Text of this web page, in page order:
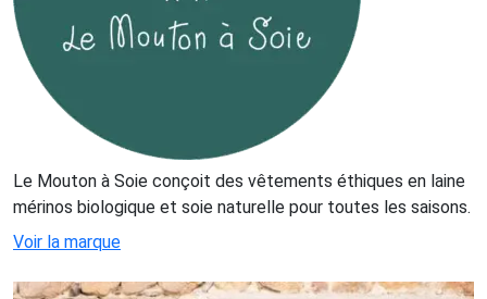
Le Mouton à Soie conçoit des vêtements éthiques en laine
mérinos biologique et soie naturelle pour toutes les saisons.
Voir la marque